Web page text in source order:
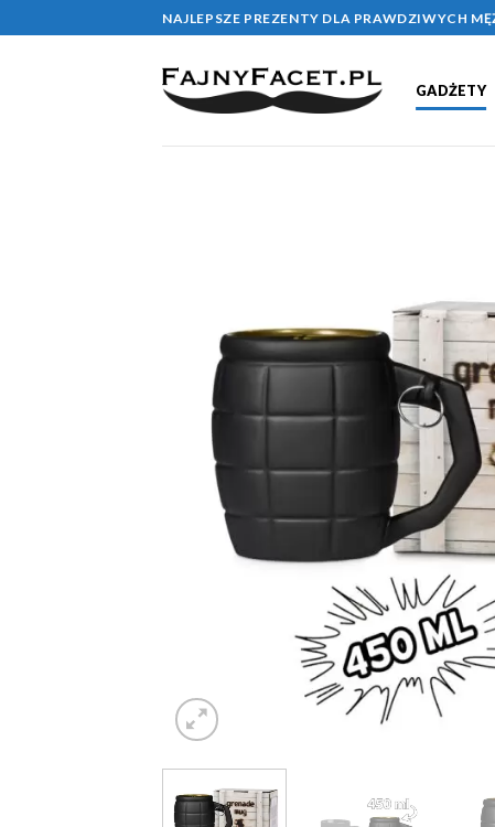
to
NAJLEPSZE PREZENTY DLA PRAWDZIWYCH
GADŻETY